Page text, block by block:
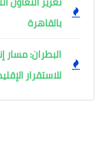
بالقاهرة
البطران: مسار
للاستقرار